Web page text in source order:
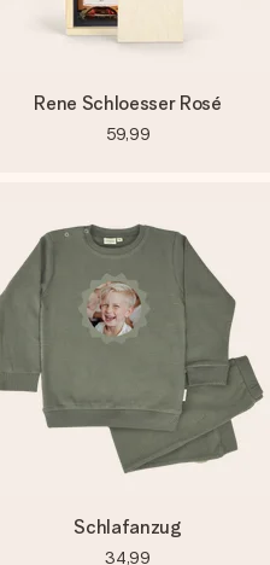
Rene Schloesser Rosé
59,99
Schlafanzug
34,99